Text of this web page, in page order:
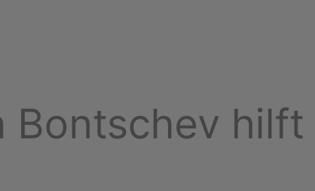
Bontschev hilft